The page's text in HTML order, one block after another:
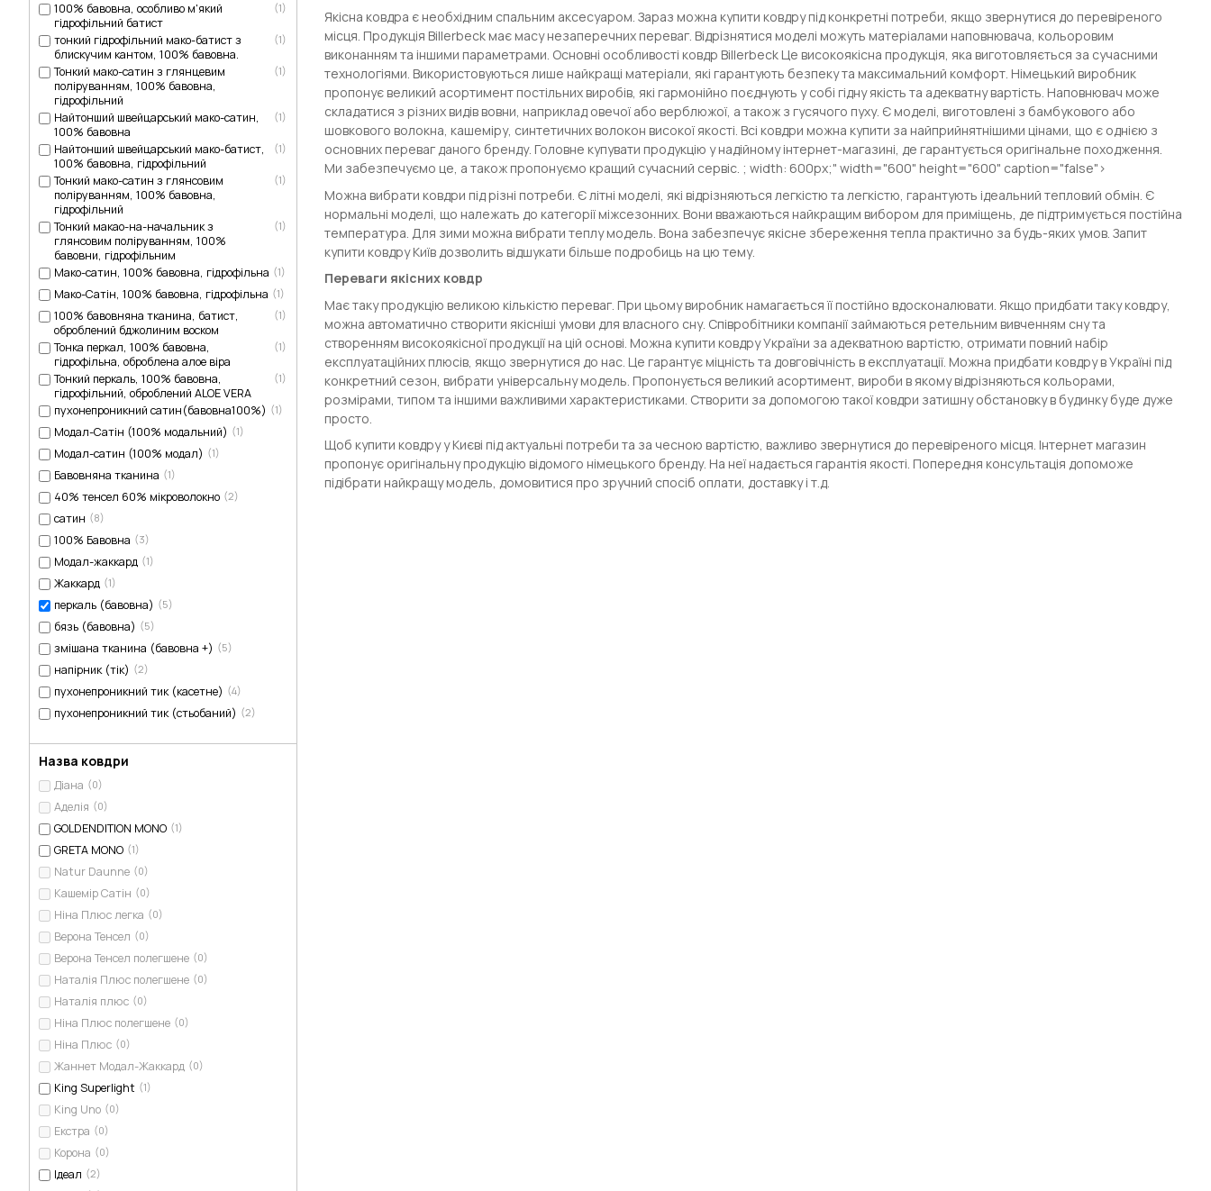
100% бавовна, особливо м'який
гідрофільний батист
(1)
тонкий гідрофільний мако-батист з
блискучим кантом, 100% бавовна.
(1)
Тонкий мако-сатин з глянцевим
поліруванням, 100% бавовна,
гідрофільний
(1)
Найтонший швейцарський мако-сатин,
100% бавовна
(1)
Найтонший швейцарський мако-батист,
100% бавовна, гідрофільний
(1)
Тонкий мако-сатин з глянсовим
поліруванням, 100% бавовна,
гідрофільний
(1)
Тонкий макао-на-начальник з
глянсовим поліруванням, 100%
бавовни, гідрофільним
(1)
Мако-сатин, 100% бавовна, гідрофільна (1)
Мако-Сатін, 100% бавовна, гідрофільна (1)
100% бавовняна тканина, батист,
оброблений бджолиним воском
(1)
Тонка перкал, 100% бавовна,
гідрофільна, оброблена алое віра
(1)
Тонкий перкаль, 100% бавовна,
гідрофільний, оброблений ALOE VERA
(1)
пухонепроникний сатин(бавовна100%) (1)
Модал-Сатін (100% модальний) (1)
Модал-сатин (100% модал) (1)
Бавовняна тканина (1)
40% тенсел 60% мікроволокно (2)
сатин (8)
100% Бавовна (3)
Модал-жаккард (1)
Жаккард (1)
перкаль (бавовна) (5)
бязь (бавовна) (5)
змішана тканина (бавовна +) (5)
напірник (тік) (2)
пухонепроникний тик (касетне) (4)
пухонепроникний тик (стьобаний) (2)
Назва ковдри
Діана (0)
Аделія (0)
GOLDENDITION MONO (1)
GRETA MONO (1)
Natur Daunne (0)
Кашемір Сатін (0)
Ніна Плюс легка (0)
Верона Тенсел (0)
Верона Тенсел полегшене (0)
Наталія Плюс полегшене (0)
Наталія плюс (0)
Ніна Плюс полегшене (0)
Ніна Плюс (0)
Жаннет Модал-Жаккард (0)
King Superlight (1)
King Uno (0)
Екстра (0)
Корона (0)
Ідеал (2)
Якісна ковдра є необхідним спальним аксесуаром. Зараз можна купити ковдру під конкретні потреби, якщо звернутися до перевіреного
місця. Продукція Billerbeck має масу незаперечних переваг. Відрізнятися моделі можуть матеріалами наповнювача, кольоровим
виконанням та іншими параметрами. Основні особливості ковдр Billerbeck Це високоякісна продукція, яка виготовляється за сучасними
технологіями. Використовуються лише найкращі матеріали, які гарантують безпеку та максимальний комфорт. Німецький виробник
пропонує великий асортимент постільних виробів, які гармонійно поєднують у собі гідну якість та адекватну вартість. Наповнювач може
складатися з різних видів вовни, наприклад овечої або верблюжої, а також з гусячого пуху. Є моделі, виготовлені з бамбукового або
шовкового волокна, кашеміру, синтетичних волокон високої якості. Всі ковдри можна купити за найприйнятнішими цінами, що є однією з
основних переваг даного бренду. Головне купувати продукцію у надійному інтернет-магазині, де гарантується оригінальне походження.
Ми забезпечуємо це, а також пропонуємо кращий сучасний сервіс. ; width: 600px;" width="600" height="600" caption="false">
Можна вибрати ковдри під різні потреби. Є літні моделі, які відрізняються легкістю та легкістю, гарантують ідеальний тепловий обмін. Є
нормальні моделі, що належать до категорії міжсезонних. Вони вважаються найкращим вибором для приміщень, де підтримується постійна
температура. Для зими можна вибрати теплу модель. Вона забезпечує якісне збереження тепла практично за будь-яких умов. Запит
купити ковдру Київ дозволить відшукати більше подробиць на цю тему.
Переваги якісних ковдр
Має таку продукцію великою кількістю переваг. При цьому виробник намагається її постійно вдосконалювати. Якщо придбати таку ковдру,
можна автоматично створити якісніші умови для власного сну. Співробітники компанії займаються ретельним вивченням сну та
створенням високоякісної продукції на цій основі. Можна купити ковдру України за адекватною вартістю, отримати повний набір
експлуатаційних плюсів, якщо звернутися до нас. Це гарантує міцність та довговічність в експлуатації. Можна придбати ковдру в Україні під
конкретний сезон, вибрати універсальну модель. Пропонується великий асортимент, вироби в якому відрізняються кольорами,
розмірами, типом та іншими важливими характеристиками. Створити за допомогою такої ковдри затишну обстановку в будинку буде дуже
просто.
Щоб купити ковдру у Києві під актуальні потреби та за чесною вартістю, важливо звернутися до перевіреного місця. Інтернет магазин
пропонує оригінальну продукцію відомого німецького бренду. На неї надається гарантія якості. Попередня консультація допоможе
підібрати найкращу модель, домовитися про зручний спосіб оплати, доставку і т.д.